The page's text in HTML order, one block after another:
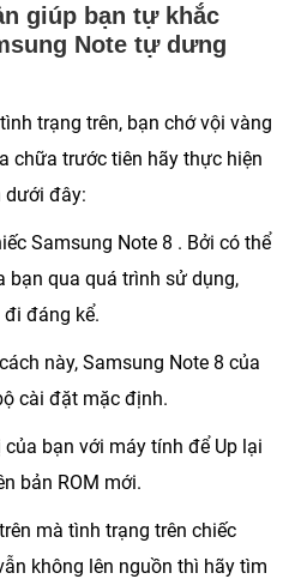
giúp bạn tự khắc
Note tự dưng
trạng trên, bạn chớ vội vàng
chữa trước tiên hãy thực hiện
dưới đây:
Samsung Note 8 . Bởi có thể
bạn qua quá trình sử dụng,
đáng kể.
này, Samsung Note 8 của
cài đặt mặc định.
bạn với máy tính để Up lại
bản ROM mới.
mà tình trạng trên chiếc
không lên nguồn thì hãy tìm